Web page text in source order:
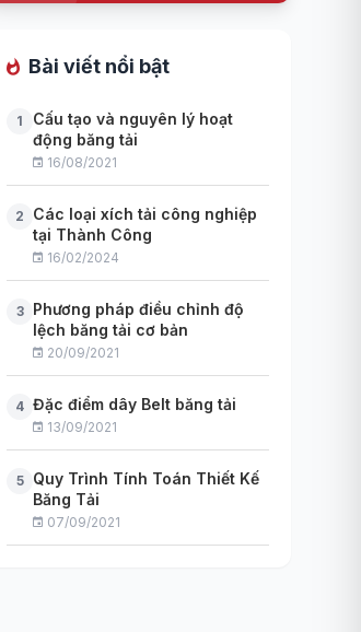
Bài viết nổi bật
1
Cấu tạo và nguyên lý hoạt
động băng tải
16/08/2021
2
Các loại xích tải công nghiệp
tại Thành Công
16/02/2024
3
Phương pháp điều chỉnh độ
lệch băng tải cơ bản
20/09/2021
4 Đặc điểm dây Belt băng tải
13/09/2021
5
Quy Trình Tính Toán Thiết Kế
Băng Tải
07/09/2021